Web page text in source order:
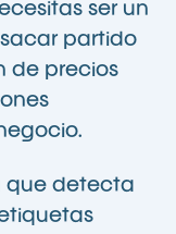
ser un
partido
de precios
que detecta